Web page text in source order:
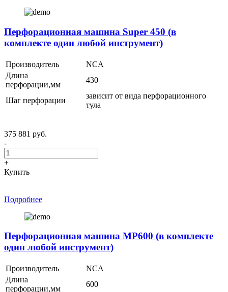
Перфорационная машина Super 450 (в
комплекте один любой инструмент)
Производитель
NCA
Длина
перфорации,мм
430
Шаг перфорации
зависит от вида перфорационного
тула
375 881 руб.
-
+
Купить
Подробнее
Перфорационная машина MP600 (в комплекте
один любой инструмент)
Производитель
NCA
Длина
перфорации,мм
600